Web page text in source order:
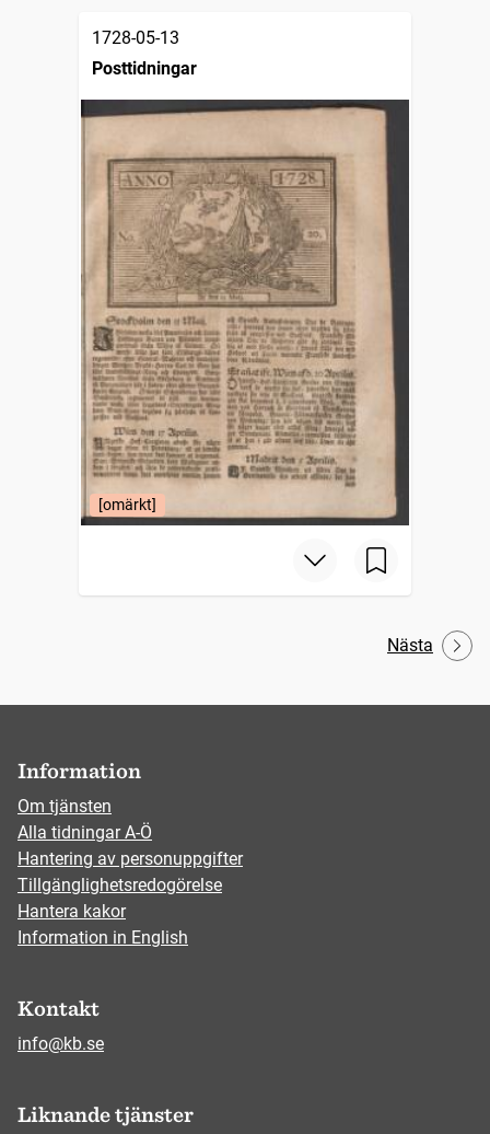
1728-05-13
Posttidningar
[omärkt]
Nästa
Information
Om tjänsten
Alla tidningar A-Ö
Hantering av personuppgifter
Tillgänglighetsredogörelse
Hantera kakor
Information in English
Kontakt
info@kb.se
Liknande tjänster